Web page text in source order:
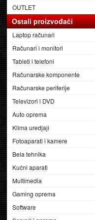
OUTLET
Ostali proizvođači
Laptop računari
Računari i monitori
Tableti i telefoni
Računarske komponente
Računarske periferije
Televizori i DVD
Auto oprema
Klima uredjaji
Fotoaparati i kamere
Bela tehnika
Kućni aparati
Multimedia
Gaming oprema
Software